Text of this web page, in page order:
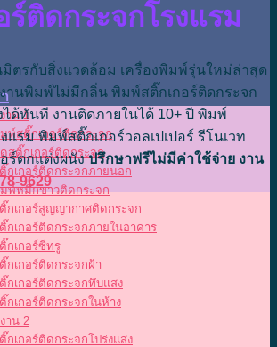
าน 1
พ์สติ๊กเกอร์ติดกระจก
สติ๊กเกอร์ติดกระจก
กเกอร์ติดกระจกภายนอก
พ์หมึกขาวติดกระจก
กเกอร์สูญญากาศติดกระจก
กเกอร์ติดกระจกภายในอาคาร
กเกอร์ซีทรู
กเกอร์ติดกระจกฝ้า
กเกอร์ติดกระจกทึบแสง
กเกอร์ติดกระจกในห้าง
าน 2
กเกอร์ติดกระจกโปร่งแสง
ร์ติดกระจกโรงแรม
ตรกับสิ่งแวดล้อม เครื่องพิมพ์รุ่นใหม่ล่าสุด
งานพิมพ์ไม่มีกลิ่น พิมพ์สติ๊กเกอร์ติดกระจก
ได้ทันที งานติดภายในได้ 10+ ปี พิมพ์
แรม พิมพ์สติ๊กเกอร์วอลเปเปอร์ รีโนเวท
ร์ตกแต่งผนังปรึกษาฟรีไม่มีค่าใช้จ่าย งาน
9629